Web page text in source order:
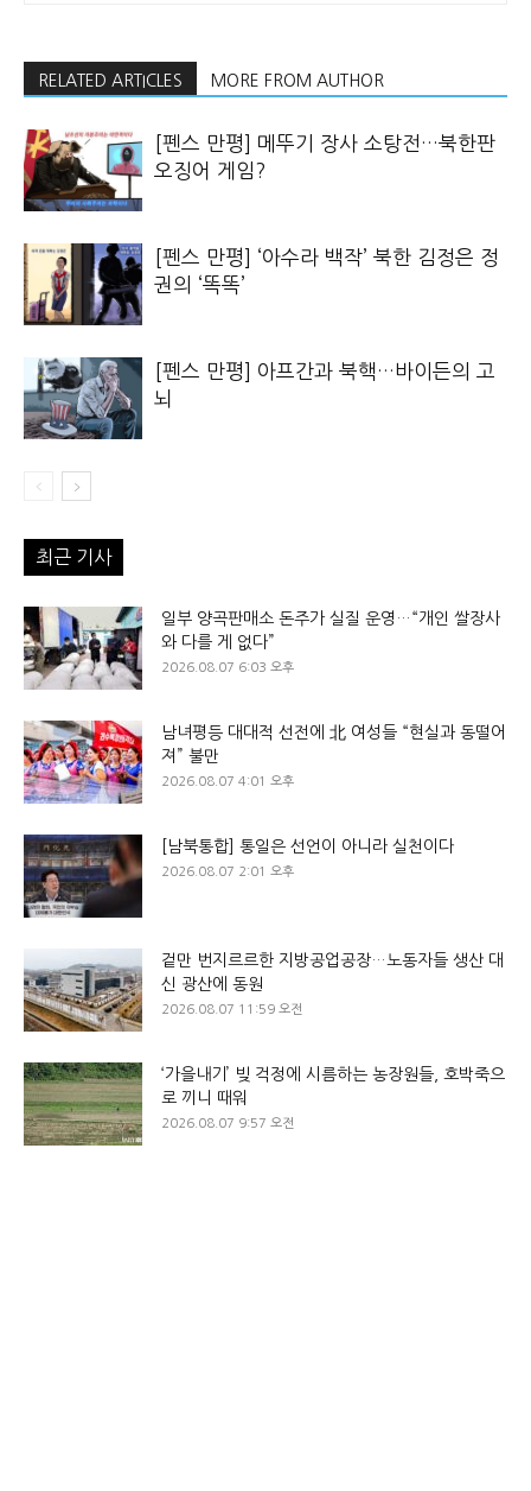
RELATED ARTICLES MORE FROM AUTHOR
[펜스 만평] 메뚜기 장사 소탕전…북한판
오징어 게임?
[펜스 만평] ‘아수라 백작’ 북한 김정은 정
권의 ‘똑똑’
[펜스 만평] 아프간과 북핵…바이든의 고
뇌
최근 기사
일부 양곡판매소 돈주가 실질 운영…“개인 쌀장사
와 다를 게 없다”
2026.08.07 6:03 오후
남녀평등 대대적 선전에 北 여성들 “현실과 동떨어
져” 불만
2026.08.07 4:01 오후
[남북통합] 통일은 선언이 아니라 실천이다
2026.08.07 2:01 오후
겉만 번지르르한 지방공업공장…노동자들 생산 대
신 광산에 동원
2026.08.07 11:59 오전
‘가을내기’ 빚 걱정에 시름하는 농장원들, 호박죽으
로 끼니 때워
2026.08.07 9:57 오전